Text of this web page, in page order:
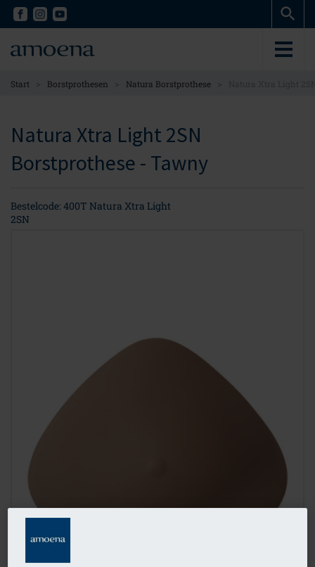
Skip
content
Skip
content
Start > Borstprothesen > Natura Borstprothese >
Natura Xtra Light 2SN
Borstprothese - Tawny
Bestelcode: 400T Natura Xtra Light
2SN